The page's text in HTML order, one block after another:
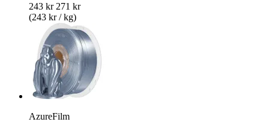
243 kr 271 kr
(243 kr / kg)
AzureFilm